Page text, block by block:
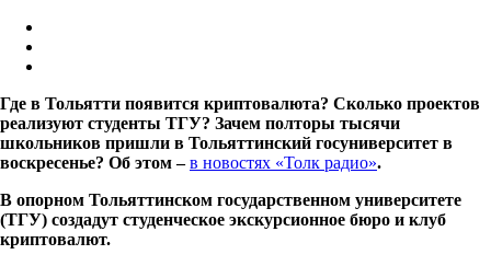
Где в Тольятти появится криптовалюта? Сколько проектов
реализуют студенты ТГУ? Зачем полторы тысячи
школьников пришли в Тольяттинский госуниверситет в
воскресенье? Об этом –в новостях «Толк радио».
В опорном Тольяттинском государственном университете
(ТГУ) создадут студенческое экскурсионное бюро и клуб
криптовалют.